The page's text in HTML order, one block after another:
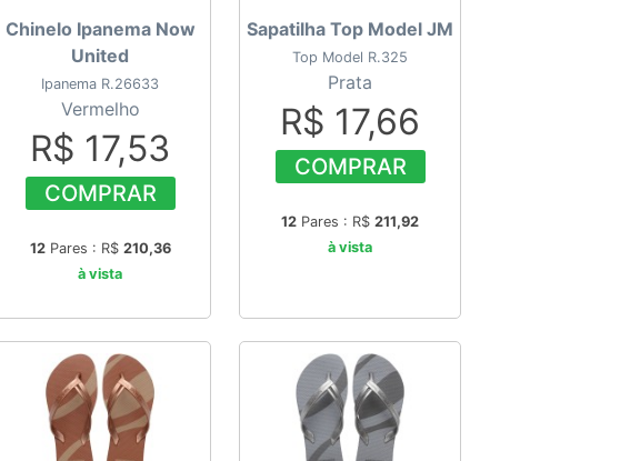
Chinelo Ipanema Now
United
Ipanema R.26633
Vermelho
R$ 17,53
COMPRAR
12Pares : R$ 210,36
à vista
Sapatilha Top Model JM
Top Model R.325
Prata
R$ 17,66
COMPRAR
12 Pares : R$ 211,92
à vista